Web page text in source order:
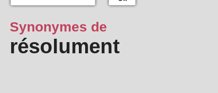
Synonymes de
résolument